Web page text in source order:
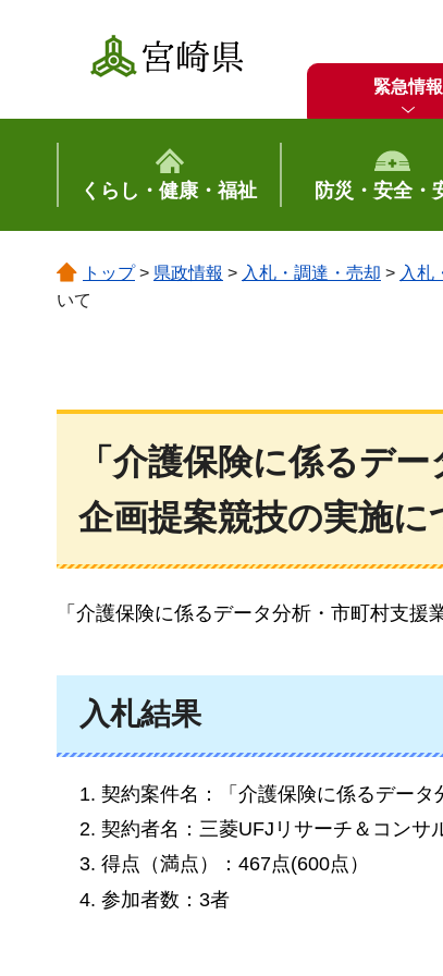
宮崎県
緊急情報
くらし・健康・福祉 防災・安全・
トップ> 県政情報 > 入札・調達・売却 > 入札
いて
「介護保険に係るデ
企画提案競技の実施
「介護保険に係るデータ分析・市町村支援
入札結果
契約案件名：「介護保険に係るデー
契約者名：三菱UFJリサーチ＆コンサ
得点（満点）：467点(600点）
参加者数：3者